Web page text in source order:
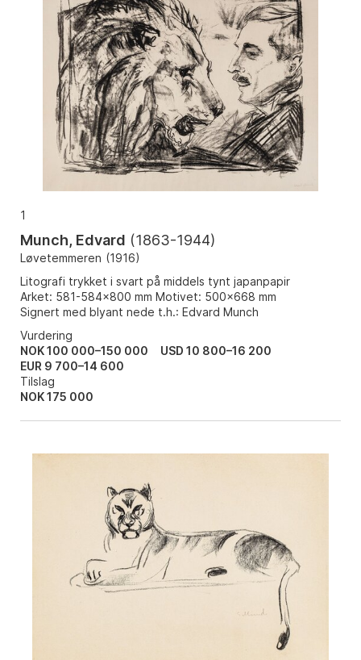
1
Munch, Edvard (1863-1944)
Løvetemmeren (1916)
Litografi trykket i svart på middels tynt japanpapir
Arket: 581-584x800 mm Motivet: 500x668 mm
Signert med blyant nede t.h.: Edvard Munch
Vurdering
NOK 100 000–150 000
USD 10 800–16 200
EUR 9 700–14 600
Tilslag
NOK175 000